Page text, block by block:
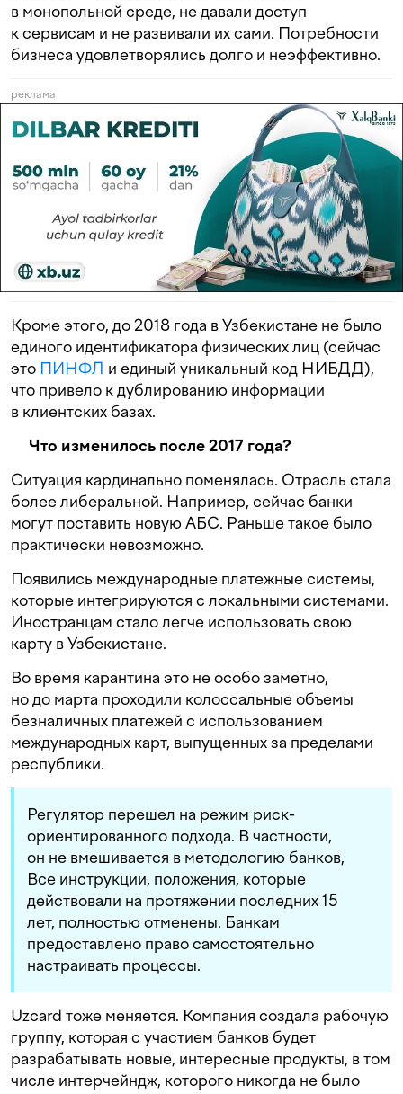
в монопольной среде, не давали доступ
к сервисам и не развивали их сами. Потребности
бизнеса удовлетворялись долго и неэффективно.
реклама
Кроме этого, до 2018 года в Узбекистане не было
единого идентификатора физических лиц (сейчас
это ПИНФЛ и единый уникальный код НИБДД),
что привело к дублированию информации
в клиентских базах.
Что изменилось после 2017 года?
Ситуация кардинально поменялась. Отрасль стала
более либеральной. Например, сейчас банки
могут поставить новую АБС. Раньше такое было
практически невозможно.
Появились международные платежные системы,
которые интегрируются с локальными системами.
Иностранцам стало легче использовать свою
карту в Узбекистане.
Во время карантина это не особо заметно,
но до марта проходили колоссальные объемы
безналичных платежей с использованием
международных карт, выпущенных за пределами
республики.
Регулятор перешел на режим риск-
ориентированного подхода. В частности,
он не вмешивается в методологию банков,
Все инструкции, положения, которые
действовали на протяжении последних 15
лет, полностью отменены. Банкам
предоставлено право самостоятельно
настраивать процессы.
Uzcard тоже меняется. Компания создала рабочую
группу, которая с участием банков будет
разрабатывать новые, интересные продукты, в том
числе интерчейндж, которого никогда не было
Подпишитесь на наш Telegram